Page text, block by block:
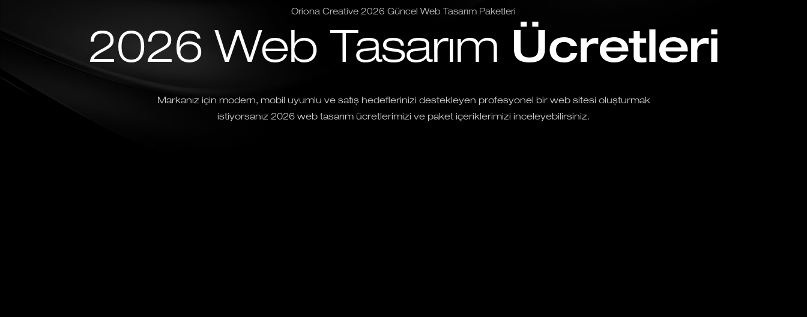
Oriona Creative 2026 Güncel Web Tasarım Paketleri
2026 Web Tasarım Ücretleri
Markanız için modern, mobil uyumlu ve satış hedeflerinizi destekleyen profesyonel bir web sitesi oluşturmak
istiyorsanız 2026 web tasarım ücretlerimizi ve paket içeriklerimizi inceleyebilirsiniz.